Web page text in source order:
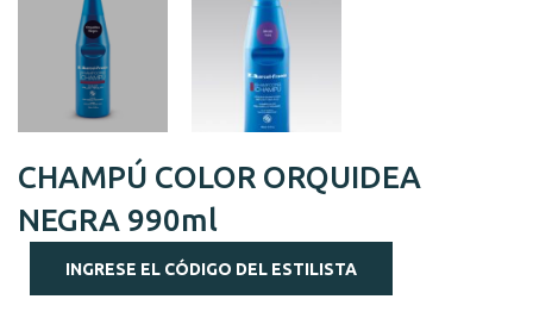
CHAMPÚ COLOR ORQUIDEA
NEGRA 990ml
INGRESE EL CÓDIGO DEL ESTILISTA